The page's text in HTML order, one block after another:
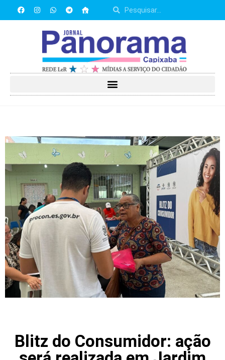
Blitz do Consumidor: ação